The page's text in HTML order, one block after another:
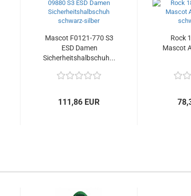
Mascot F0121-770 S3
ESD Damen
Sicherheitshalbschuh...
111,86 EUR
Rock
Mascot